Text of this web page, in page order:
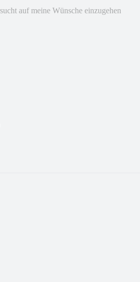
auf meine Wünsche einzugehen